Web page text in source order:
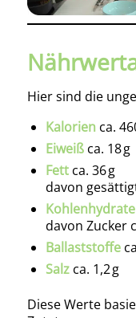
Hier sind die
Kalorien ca.
Eiweißca. 18 g
Fettca. 36 g
davon
Kohlenhydrate
davon Zucker
Ballaststoffe
Salzca. 1,2 g
Diese Werte